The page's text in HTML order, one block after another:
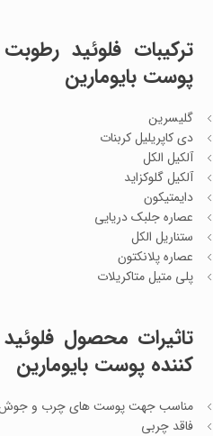
ترکیبات فلوئید
پوست بایومارین
گلیسرین
دی کاپریلیل کربنات
آلکیل الکل
آلکیل گلوکزاید
دایمتیکون
عصاره جلبک دریایی
ستناریل الکل
عصاره پلانکتون
پلی متیل متاکریلات
تاثیرات محصول
کننده پوست بایومارین
مناسب جهت پوست های چرب و جوش
فاقد چربی